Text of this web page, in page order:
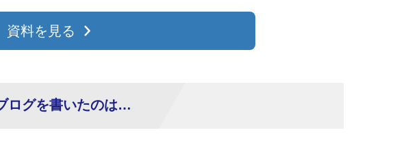
資料を見る
ログを書いたのは…